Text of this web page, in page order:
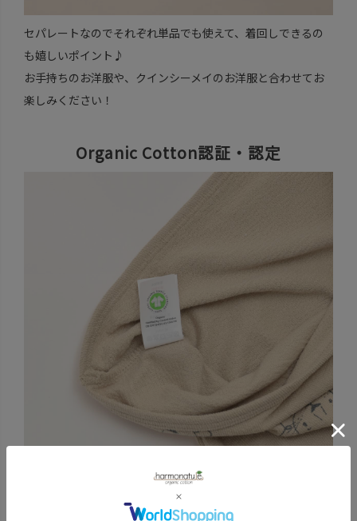
セパレートなのでそれぞれ単品でも使えて、着回しできるの
も嬉しいポイント♪
お手持ちのお洋服や、クインシーメイのお洋服と合わせてお
楽しみください！
Organic Cotton認証・認定
オーガニックテキスタイルの厳しい世界基準、Global